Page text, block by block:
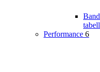
Performance 6